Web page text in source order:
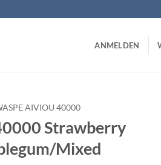
ANMELDEN
AIVIOU 40000
Strawberry
Mixed